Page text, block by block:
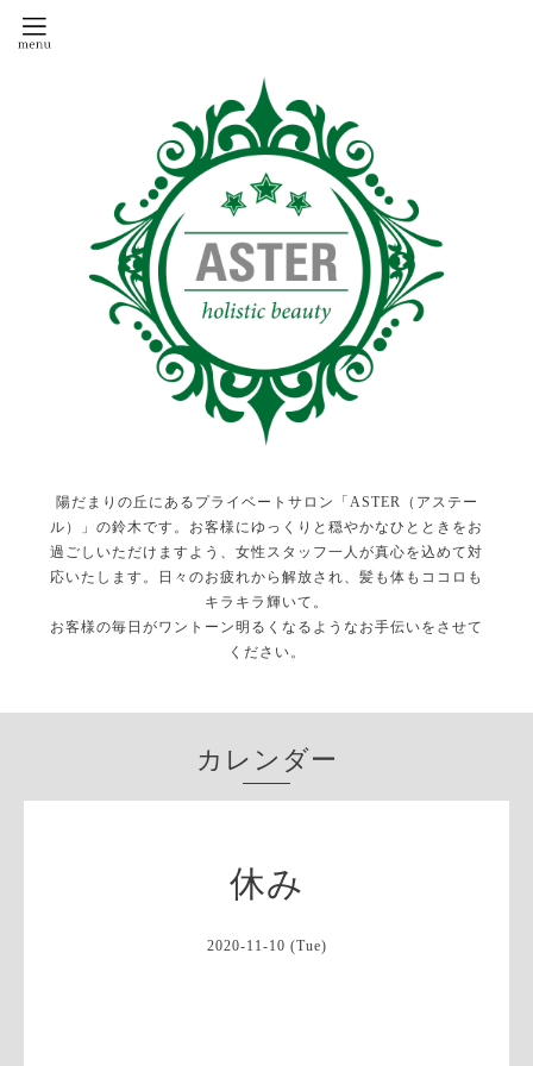
陽だまりの丘にあるプライベートサロン「ASTER（アステー
ル）」の鈴木です。お客様にゆっくりと穏やかなひとときをお
過ごしいただけますよう、女性スタッフ一人が真心を込めて対
応いたします。日々のお疲れから解放され、髪も体もココロも
キラキラ輝いて。
お客様の毎日がワントーン明るくなるようなお手伝いをさせて
ください。
カレンダー
休み
2020-11-10 (Tue)